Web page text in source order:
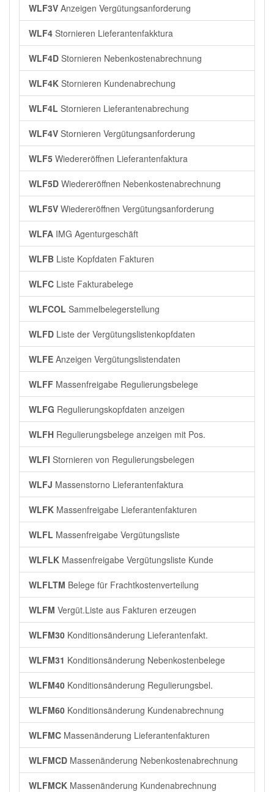
WLF3V Anzeigen Vergütungsanforderung
WLF4 Stornieren Lieferantenfakktura
WLF4D Stornieren Nebenkostenabrechnung
WLF4K Stornieren Kundenabrechung
WLF4L Stornieren Lieferantenabrechung
WLF4V Stornieren Vergütungsanforderung
WLF5 Wiedereröffnen Lieferantenfaktura
WLF5D Wiedereröffnen Nebenkostenabrechnung
WLF5V Wiedereröffnen Vergütungsanforderung
WLFA IMG Agenturgeschäft
WLFB Liste Kopfdaten Fakturen
WLFC Liste Fakturabelege
WLFCOL Sammelbelegerstellung
WLFD Liste der Vergütungslistenkopfdaten
WLFE Anzeigen Vergütungslistendaten
WLFF Massenfreigabe Regulierungsbelege
WLFG Regulierungskopfdaten anzeigen
WLFH Regulierungsbelege anzeigen mit Pos.
WLFI Stornieren von Regulierungsbelegen
WLFJ Massenstorno Lieferantenfaktura
WLFK Massenfreigabe Lieferantenfakturen
WLFL Massenfreigabe Vergütungsliste
WLFLK Massenfreigabe Vergütungsliste Kunde
WLFLTM Belege für Frachtkostenverteilung
WLFM Vergüt.Liste aus Fakturen erzeugen
WLFM30 Konditionsänderung Lieferantenfakt.
WLFM31 Konditionsänderung Nebenkostenbelege
WLFM40 Konditionsänderung Regulierungsbel.
WLFM60 Konditionsänderung Kundenabrechnung
WLFMC Massenänderung Lieferantenfakturen
WLFMCD Massenänderung Nebenkostenabrechnung
WLFMCK Massenänderung Kundenabrechnung